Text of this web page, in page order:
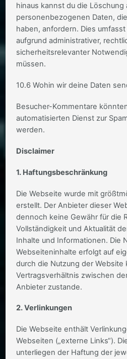
hinaus kannst du die Löschung
personenbezogenen Daten,
haben, anfordern. Dies
aufgrund administrativer,
sicherheitsrelevanter
müssen.
10.6 Wohin wir deine Daten
Besucher-Kommentare
automatisierten Dienst zur
werden.
Disclaimer
1. Haftungsbeschränkung
Die Webseite wurde mit
erstellt. Der Anbieter dieser
dennoch keine Gewähr für die
Vollständigkeit und Aktualität
Inhalte und Informationen. Die
Webseiteninhalte erfolgt auf
durch die Nutzung der Website
Vertragsverhältnis zwischen
Anbieter zustande.
2. Verlinkungen
Die Webseite enthält
Webseiten („externe Links“).
unterliegen der Haftung der